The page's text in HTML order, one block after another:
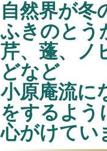
自然界が冬
ふきのとう
芹、蓬、ノ
どなど
小原庵流に
をするよう
心がけてい